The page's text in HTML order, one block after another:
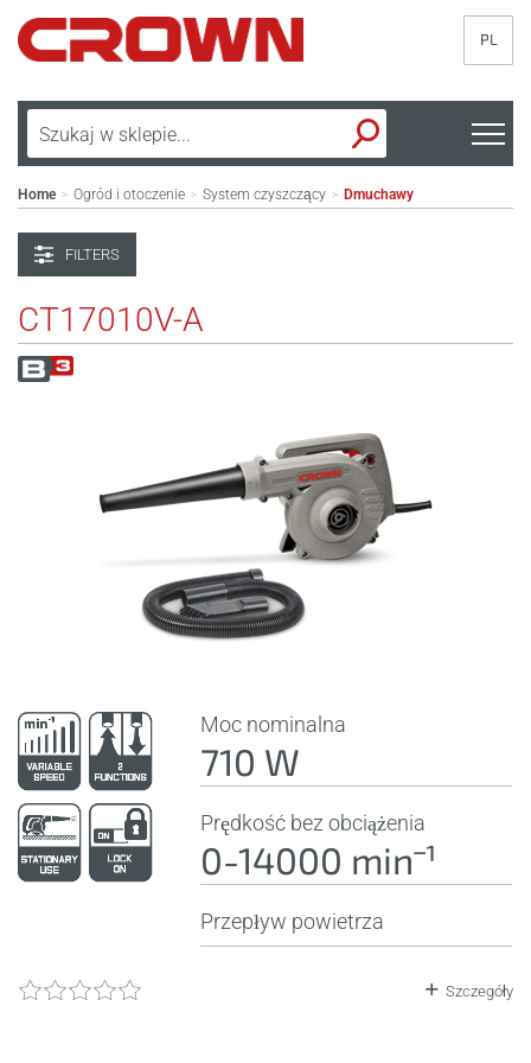
PL
Home > Ogród i otoczenie > System czyszczący > Dmuchawy
FILTERS
CT17010V-A
Moc nominalna
710 W
Prędkość bez obciążenia
0-14000 minˉ¹
Przepływ powietrza
Szczegóły